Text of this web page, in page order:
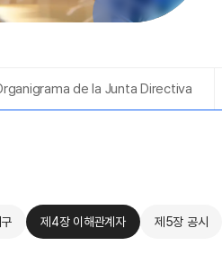
de la Junta Directiva
제4장 이해관계자 제5장 공시